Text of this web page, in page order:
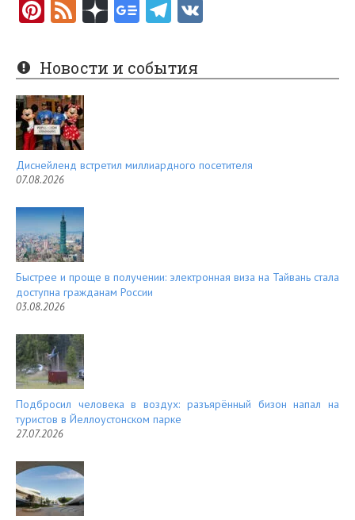
Pi
er
es
t
F
e
d
Новости и события
Диснейленд встретил миллиардного посетителя
07.08.2026
Быстрее и проще в получении: электронная виза на Тайвань стала
доступна гражданам России
03.08.2026
Подбросил человека в воздух: разъярённый бизон напал на
туристов в Йеллоустонском парке
27.07.2026